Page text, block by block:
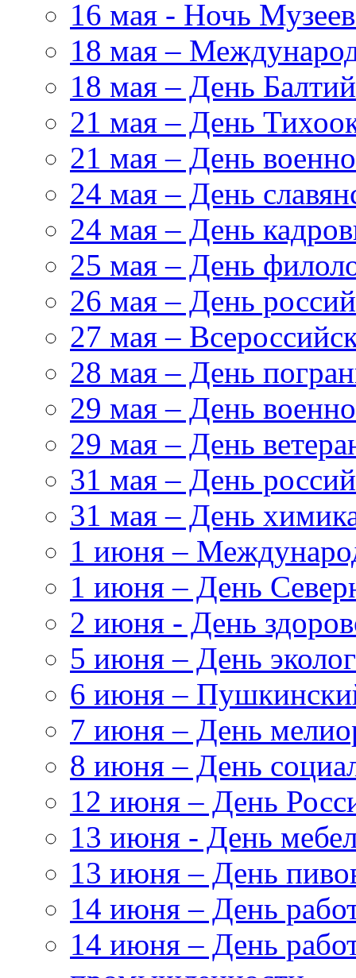
16 мая - Ночь
18 мая –
18 мая – День
21 мая – День
21 мая – День
24 мая – День
24 мая – День
25 мая – День
26 мая – День
27 мая –
28 мая – День
29 мая – День
29 мая – День
31 мая – День
31 мая – День
1 июня –
1 июня – День
2 июня - День
5 июня – День
6 июня –
7 июня – День
8 июня – День
12 июня – День
13 июня - День
13 июня – День
14 июня – День
14 июня – День